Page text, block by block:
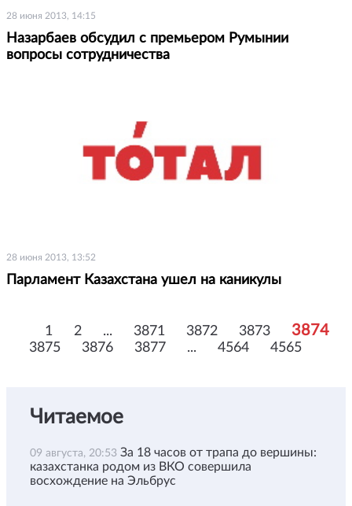
28 июня 2013, 14:15
Назарбаев обсудил с премьером Румынии
вопросы сотрудничества
28 июня 2013, 13:52
Парламент Казахстана ушел на каникулы
1 2 ... 3871 3872 3873 3874
3875 3876 3877 ... 4564 4565
Читаемое
09 августа, 20:53 За 18 часов от трапа до вершины:
казахстанка родом из ВКО совершила
восхождение на Эльбрус